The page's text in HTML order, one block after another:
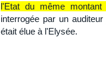
l'Etat du même montant
interrogée par un
était élue à l'Elysée.